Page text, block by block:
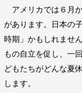
アメリカでは６月
があります。日本の
時期」かもしれませ
もの自立を促し、一
どもたちがどんな夏
します。